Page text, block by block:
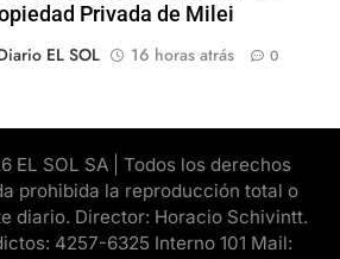
Privada de Milei
EL SOL
16 horas atrás 0
EL SOL SA | Todos los derechos
prohibida la reproducción total o
diario. Director: Horacio Schivintt.
4257-6325 Interno 101 Mail: